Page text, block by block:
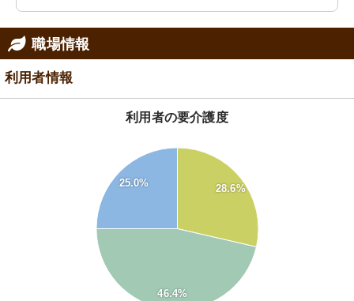
職場情報
利用者情報
利用者の要介護度
28.6%
46.4%
25.0%